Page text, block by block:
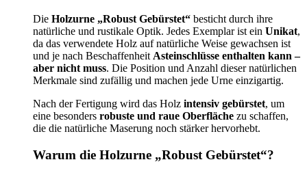
Die Holzurne „Robust Gebürstet“ besticht durch ihre
natürliche und rustikale Optik. Jedes Exemplar ist ein Unikat,
da das verwendete Holz auf natürliche Weise gewachsen ist
und je nach Beschaffenheit Asteinschlüsse enthalten kann –
aber nicht muss. Die Position und Anzahl dieser natürlichen
Merkmale sind zufällig und machen jede Urne einzigartig.
Nach der Fertigung wird das Holz intensiv gebürstet, um
eine besonders robuste und raue Oberfläche zu schaffen,
die die natürliche Maserung noch stärker hervorhebt.
Warum die Holzurne „Robust Gebürstet“?